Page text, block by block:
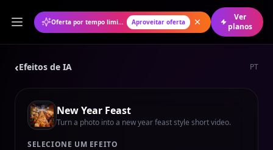
Oferta por tempo limitado: 50% de desconto no plano anual Aproveitar oferta
Ver
planos
‹Efeitos de IA PT
New Year Feast
Turn a photo into a new year feast style short video.
SELECIONE UM EFEITO